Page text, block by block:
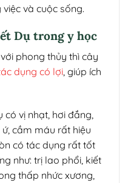
và cuộc sống.
Dụ trong y học
phong thủy thì cây
dụng có lợi , giúp ích
vị nhạt, hơi đắng,
cầm máu rất hiệu
có tác dụng rất tốt
như: trị lao phổi, kiết
thấp nhức xương,